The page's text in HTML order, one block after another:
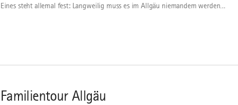
Eines steht allemal fest: Langweilig muss es im Allgäu niemandem werden…
Familientour Allgäu